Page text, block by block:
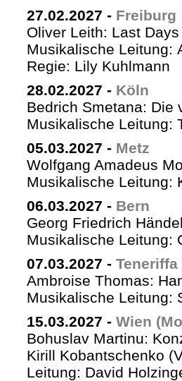
27.02.2027 - Freiburg
Oliver Leith: Last
Musikalische Leitung:
Regie: Lily Kuhlmann
28.02.2027 - Köln
Bedrich Smetana: Die
Musikalische Leitung:
05.03.2027 - Metz
Wolfgang Amadeus
Musikalische Leitung:
06.03.2027 - Bern
Georg Friedrich
Musikalische Leitung:
07.03.2027 -
Ambroise Thomas:
Musikalische Leitung:
15.03.2027 - Wien
Bohuslav Martinu:
Kirill Kobantschenko
Leitung: David